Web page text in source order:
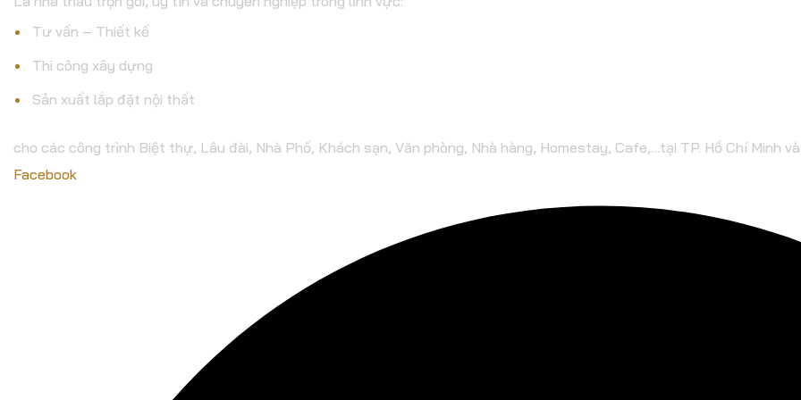
Tư vấn – Thiết kế
Thi công xây dựng
Sản xuất lắp đặt nội thất
cho các công trình Biệt thự, Lâu đài, Nhà Phố, Khách sạn, Văn phòng, Nhà hàng, Homestay, Cafe,…tại TP. Hồ Chí Minh
Facebook